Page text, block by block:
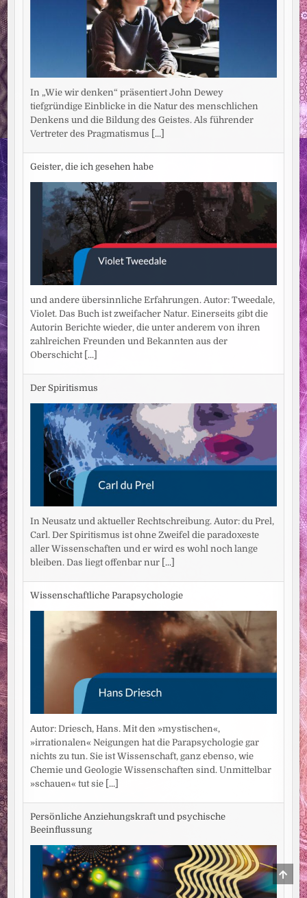
In „Wie wir denken“ präsentiert John Dewey
tiefgründige Einblicke in die Natur des menschlichen
Denkens und die Bildung des Geistes. Als führender
Vertreter des Pragmatismus [...]
Geister, die ich gesehen habe
und andere übersinnliche Erfahrungen. Autor: Tweedale,
Violet. Das Buch ist zweifacher Natur. Einerseits gibt die
Autorin Berichte wieder, die unter anderem von ihren
zahlreichen Freunden und Bekannten aus der
Oberschicht [...]
Der Spiritismus
In Neusatz und aktueller Rechtschreibung. Autor: du Prel,
Carl. Der Spiritismus ist ohne Zweifel die paradoxeste
aller Wissenschaften und er wird es wohl noch lange
bleiben. Das liegt offenbar nur [...]
Wissenschaftliche Parapsychologie
Autor: Driesch, Hans. Mit den »mystischen«,
»irrationalen« Neigungen hat die Parapsychologie gar
nichts zu tun. Sie ist Wissenschaft, ganz ebenso, wie
Chemie und Geologie Wissenschaften sind. Unmittelbar
»schauen« tut sie [...]
Persönliche Anziehungskraft und psychische
Beeinflussung
TO
TOP